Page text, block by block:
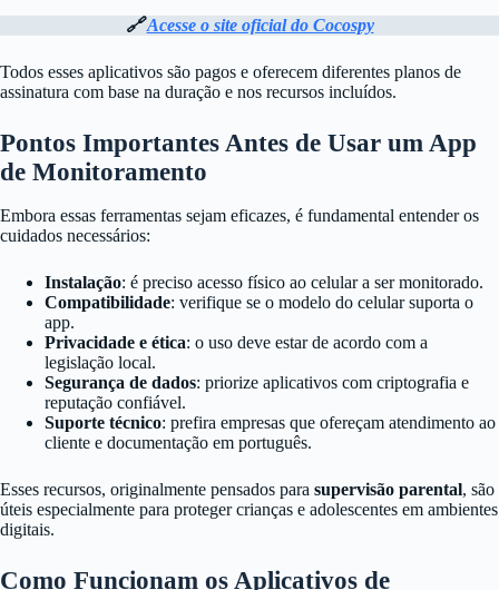
🔗Acesse o site oficial do Cocospy
Todos esses aplicativos são pagos e oferecem diferentes planos de
assinatura com base na duração e nos recursos incluídos.
Pontos Importantes Antes de Usar um App
de Monitoramento
Embora essas ferramentas sejam eficazes, é fundamental entender os
cuidados necessários:
Instalação: é preciso acesso físico ao celular a ser monitorado.
Compatibilidade: verifique se o modelo do celular suporta o
app.
Privacidade e ética: o uso deve estar de acordo com a
legislação local.
Segurança de dados: priorize aplicativos com criptografia e
reputação confiável.
Suporte técnico: prefira empresas que ofereçam atendimento ao
cliente e documentação em português.
Esses recursos, originalmente pensados para supervisão parental, são
úteis especialmente para proteger crianças e adolescentes em ambientes
digitais.
Como Funcionam os Aplicativos de